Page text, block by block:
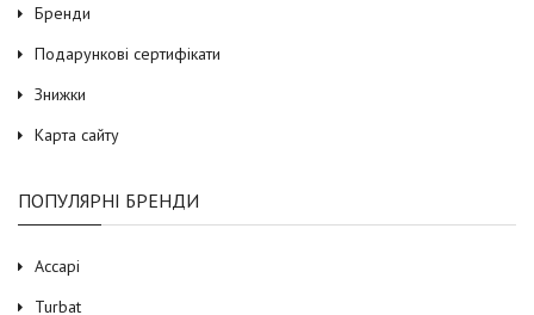
Бренди
Подарункові сертифікати
Знижки
Карта сайту
ПОПУЛЯРНІ БРЕНДИ
Accapi
Turbat